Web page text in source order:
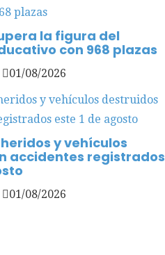
la figura del
con 968 plazas
01/08/2026
y vehículos
accidentes registrados
01/08/2026